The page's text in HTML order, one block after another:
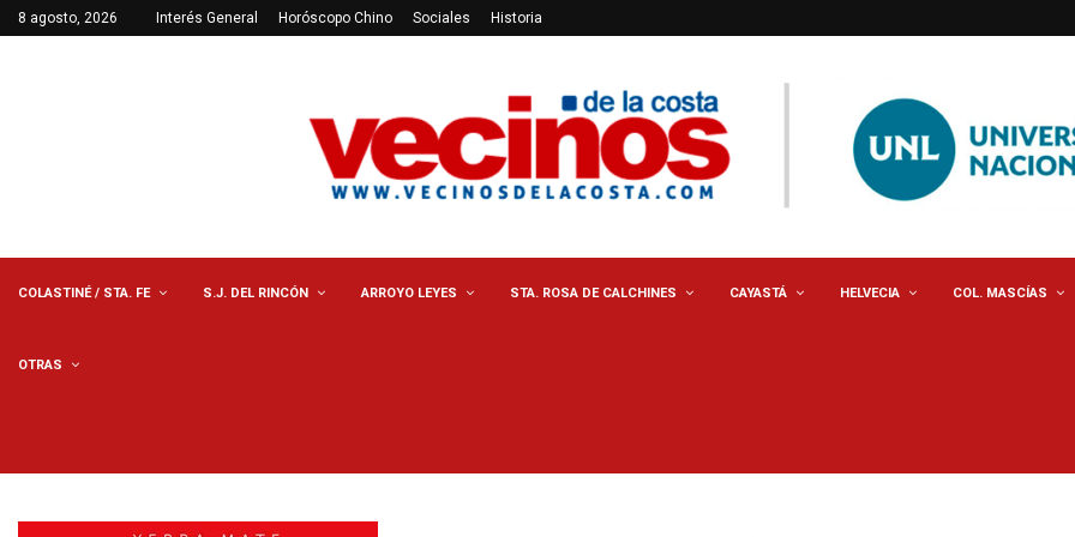
8 agosto, 2026 Interés General Horóscopo Chino Sociales Historia
COLASTINÉ / STA. FE S.J. DEL RINCÓN ARROYO LEYES STA. ROSA DE CALCHINES CAYASTÁ HELVECIA COL. MASCÍAS
OTRAS